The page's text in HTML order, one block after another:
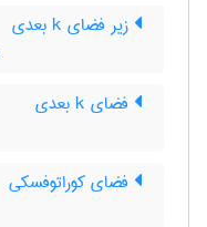
زیر فضای k بعدی
فضای k بعدی
فضای کوراتوفسکی